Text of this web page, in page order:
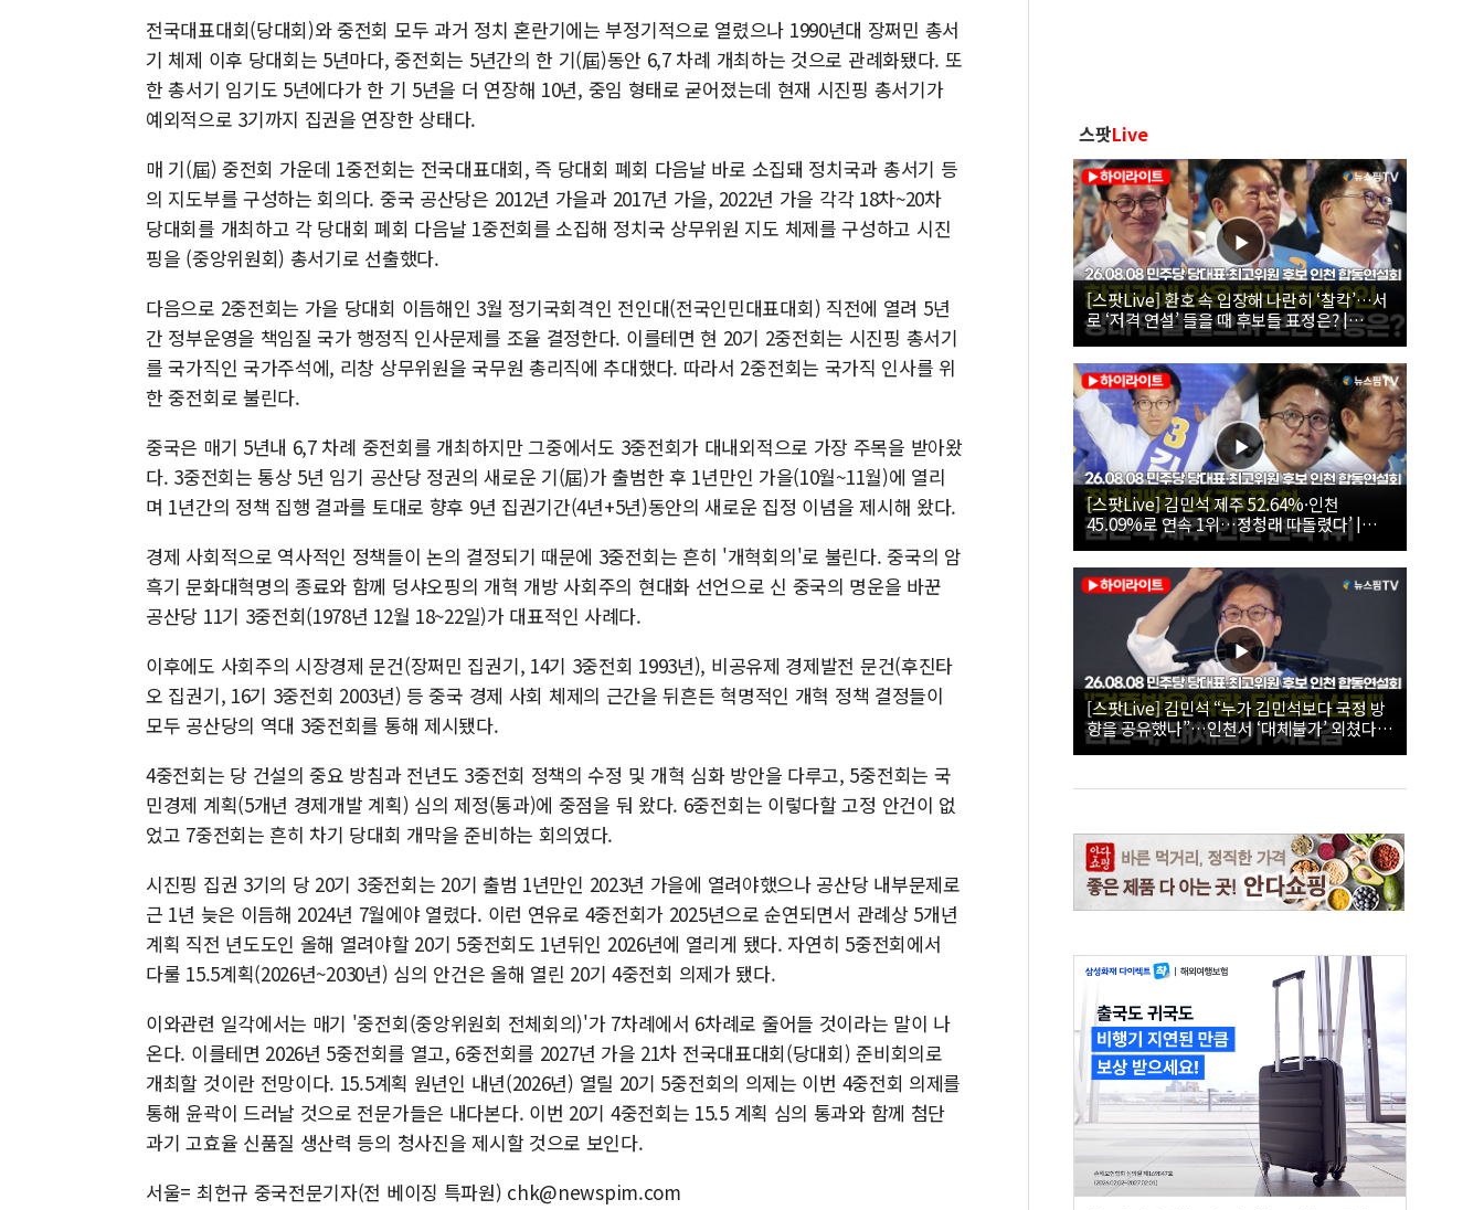
전국대표대회(당대회)와 중전회 모두 과거 정치 혼란기에는 부정기적으로 열렸으나 1990년대 장쩌민 총서
기 체제 이후 당대회는 5년마다, 중전회는 5년간의 한 기(屆)동안 6,7 차례 개최하는 것으로 관례화됐다. 또
한 총서기 임기도 5년에다가 한 기 5년을 더 연장해 10년, 중임 형태로 굳어졌는데 현재 시진핑 총서기가
예외적으로 3기까지 집권을 연장한 상태다.
매 기(屆) 중전회 가운데 1중전회는 전국대표대회, 즉 당대회 폐회 다음날 바로 소집돼 정치국과 총서기 등
의 지도부를 구성하는 회의다. 중국 공산당은 2012년 가을과 2017년 가을, 2022년 가을 각각 18차~20차
당대회를 개최하고 각 당대회 폐회 다음날 1중전회를 소집해 정치국 상무위원 지도 체제를 구성하고 시진
핑을 (중앙위원회) 총서기로 선출했다.
다음으로 2중전회는 가을 당대회 이듬해인 3월 정기국회격인 전인대(전국인민대표대회) 직전에 열려 5년
간 정부운영을 책임질 국가 행정직 인사문제를 조율 결정한다. 이를테면 현 20기 2중전회는 시진핑 총서기
를 국가직인 국가주석에, 리창 상무위원을 국무원 총리직에 추대했다. 따라서 2중전회는 국가직 인사를 위
한 중전회로 불린다.
중국은 매기 5년내 6,7 차례 중전회를 개최하지만 그중에서도 3중전회가 대내외적으로 가장 주목을 받아왔
다. 3중전회는 통상 5년 임기 공산당 정권의 새로운 기(屆)가 출범한 후 1년만인 가을(10월~11월)에 열리
며 1년간의 정책 집행 결과를 토대로 향후 9년 집권기간(4년+5년)동안의 새로운 집정 이념을 제시해 왔다.
경제 사회적으로 역사적인 정책들이 논의 결정되기 때문에 3중전회는 흔히 '개혁회의'로 불린다. 중국의 암
흑기 문화대혁명의 종료와 함께 덩샤오핑의 개혁 개방 사회주의 현대화 선언으로 신 중국의 명운을 바꾼
공산당 11기 3중전회(1978년 12월 18~22일)가 대표적인 사례다.
이후에도 사회주의 시장경제 문건(장쩌민 집권기, 14기 3중전회 1993년), 비공유제 경제발전 문건(후진타
오 집권기, 16기 3중전회 2003년) 등 중국 경제 사회 체제의 근간을 뒤흔든 혁명적인 개혁 정책 결정들이
모두 공산당의 역대 3중전회를 통해 제시됐다.
4중전회는 당 건설의 중요 방침과 전년도 3중전회 정책의 수정 및 개혁 심화 방안을 다루고, 5중전회는 국
민경제 계획(5개년 경제개발 계획) 심의 제정(통과)에 중점을 둬 왔다. 6중전회는 이렇다할 고정 안건이 없
었고 7중전회는 흔히 차기 당대회 개막을 준비하는 회의였다.
시진핑 집권 3기의 당 20기 3중전회는 20기 출범 1년만인 2023년 가을에 열려야했으나 공산당 내부문제로
근 1년 늦은 이듬해 2024년 7월에야 열렸다. 이런 연유로 4중전회가 2025년으로 순연되면서 관례상 5개년
계획 직전 년도도인 올해 열려야할 20기 5중전회도 1년뒤인 2026년에 열리게 됐다. 자연히 5중전회에서
다룰 15.5계획(2026년~2030년) 심의 안건은 올해 열린 20기 4중전회 의제가 됐다.
이와관련 일각에서는 매기 '중전회(중앙위원회 전체회의)'가 7차례에서 6차례로 줄어들 것이라는 말이 나
온다. 이를테면 2026년 5중전회를 열고, 6중전회를 2027년 가을 21차 전국대표대회(당대회) 준비회의로
개최할 것이란 전망이다. 15.5계획 원년인 내년(2026년) 열릴 20기 5중전회의 의제는 이번 4중전회 의제를
통해 윤곽이 드러날 것으로 전문가들은 내다본다. 이번 20기 4중전회는 15.5 계획 심의 통과와 함께 첨단
과기 고효율 신품질 생산력 등의 청사진을 제시할 것으로 보인다.
서울= 최헌규 중국전문기자(전 베이징 특파원) chk@newspim.com
스팟Live
[스팟Live] 환호 속 입장해 나란히 ‘찰칵’…서
로 ‘저격 연설’ 들을 때 후보들 표정은? |
26.08.08 더불어민주당 당대표·최고위원 후
보 인천 합동연설회
[스팟Live] 김민석 제주 52.64%·인천
45.09%로 연속 1위…정청래 따돌렸다’ |
26.08.08 더불어민주당 당대표·최고위원 후
보 인천 합동연설회
[스팟Live] 김민석 “누가 김민석보다 국정 방
향을 공유했나”…인천서 ‘대체불가’ 외쳤다 |
26.08.08 더불어민주당 당대표·최고위원 후